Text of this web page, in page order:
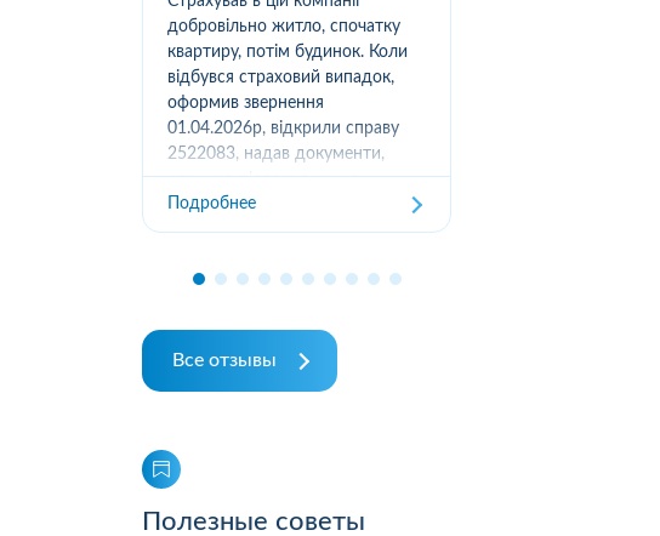
добровільно житло, спочатку
квартиру, потім будинок. Коли
відбувся страховий випадок,
оформив звернення
01.04.2026р, відкрили справу
2522083, надав документи,
отримав підтвердження
отримання, взяли в роботу. 2
місяці жодного повідомлення
Подробнее
Все отзывы
Полезные советы